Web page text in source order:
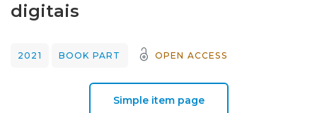
Statistics
digitais
2021 BOOK PART OPEN ACCESS
Simple item page